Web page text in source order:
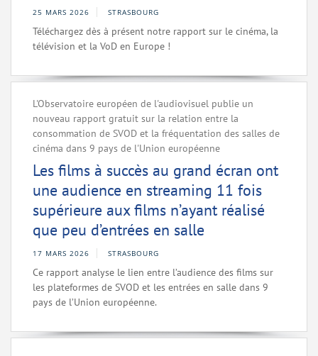
25 MARS 2026 STRASBOURG
Téléchargez dès à présent notre rapport sur le cinéma, la
télévision et la VoD en Europe !
L'Observatoire européen de l'audiovisuel publie un
nouveau rapport gratuit sur la relation entre la
consommation de SVOD et la fréquentation des salles de
cinéma dans 9 pays de l'Union européenne
Les films à succès au grand écran ont
une audience en streaming 11 fois
supérieure aux films n’ayant réalisé
que peu d’entrées en salle
17 MARS 2026 STRASBOURG
Ce rapport analyse le lien entre l’audience des films sur
les plateformes de SVOD et les entrées en salle dans 9
pays de l’Union européenne.